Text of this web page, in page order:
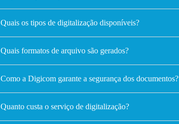
Quais os tipos de digitalização disponíveis?
Quais formatos de arquivo são gerados?
Como a Digicom garante a segurança dos documentos?
Quanto custa o serviço de digitalização?